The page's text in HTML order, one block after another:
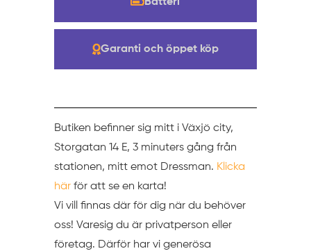
Garanti och öppet köp
Butiken befinner sig mitt i Växjö city,
Storgatan 14 E, 3 minuters gång från
stationen, mitt emot Dressman. Klicka
härför att se en karta!
Vi vill finnas där för dig när du behöver
oss! Varesig du är privatperson eller
företag. Därför har vi generösa